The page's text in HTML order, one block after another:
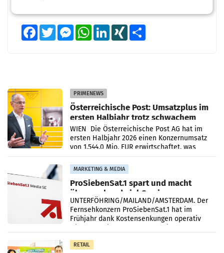
FacebookTwitter MessengerWhatsAppLinkedInXING
PRIMENEWS
Österreichische Post: Umsatzplus im
ersten Halbjahr trotz schwachem
Briefgeschäft
WIEN Die Österreichische Post AG hat im
ersten Halbjahr 2026 einen Konzernumsatz
von 1.544,0 Mio. EUR erwirtschaftet, was
einem Plus von 3,8 Prozent gegenüber dem
Vergleichszeitraum
MARKETING & MEDIA
ProSiebenSat.1 spart und macht
überraschend viel Gewinn
UNTERFÖHRING/MAILAND/AMSTERDAM. Der
Fernsehkonzern ProSiebenSat.1 hat im
Frühjahr dank Kostensenkungen operativ
RETAIL